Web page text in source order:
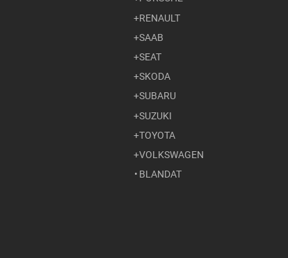
RENAULT
SAAB
SEAT
SKODA
SUBARU
SUZUKI
TOYOTA
VOLKSWAGEN
BLANDAT